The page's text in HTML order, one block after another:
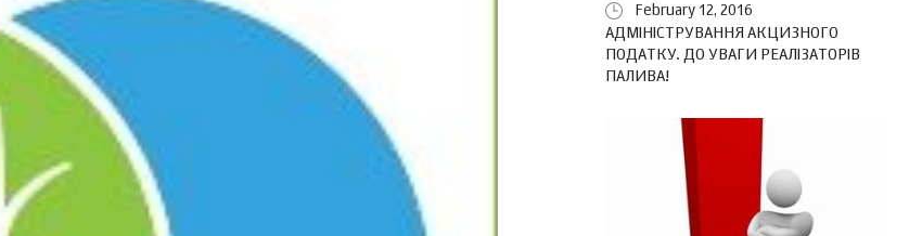
February 12, 2016
АДМІНІСТРУВАННЯ АКЦИЗНОГО
ПОДАТКУ. ДО УВАГИ РЕАЛІЗАТОРІВ
ПАЛИВА!